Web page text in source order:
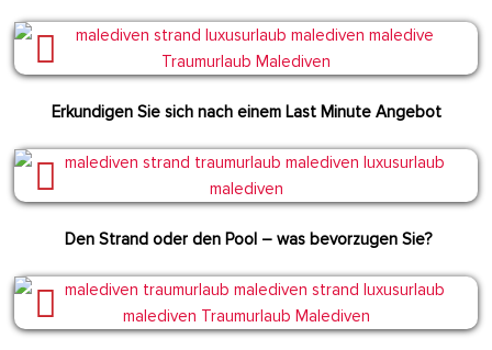
Erkundigen Sie sich nach einem Last Minute Angebot
Den Strand oder den Pool – was bevorzugen Sie?